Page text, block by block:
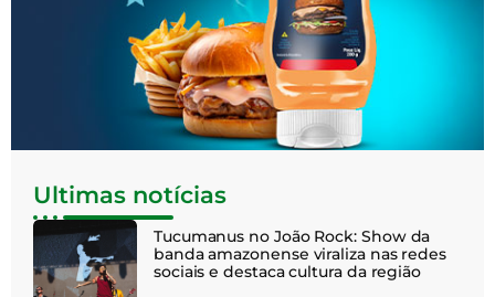
Ultimas notícias
Tucumanus no João Rock: Show da
banda amazonense viraliza nas redes
sociais e destaca cultura da região